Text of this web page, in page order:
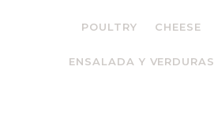
POULTRY CHEESE
ENSALADA Y VERDURAS